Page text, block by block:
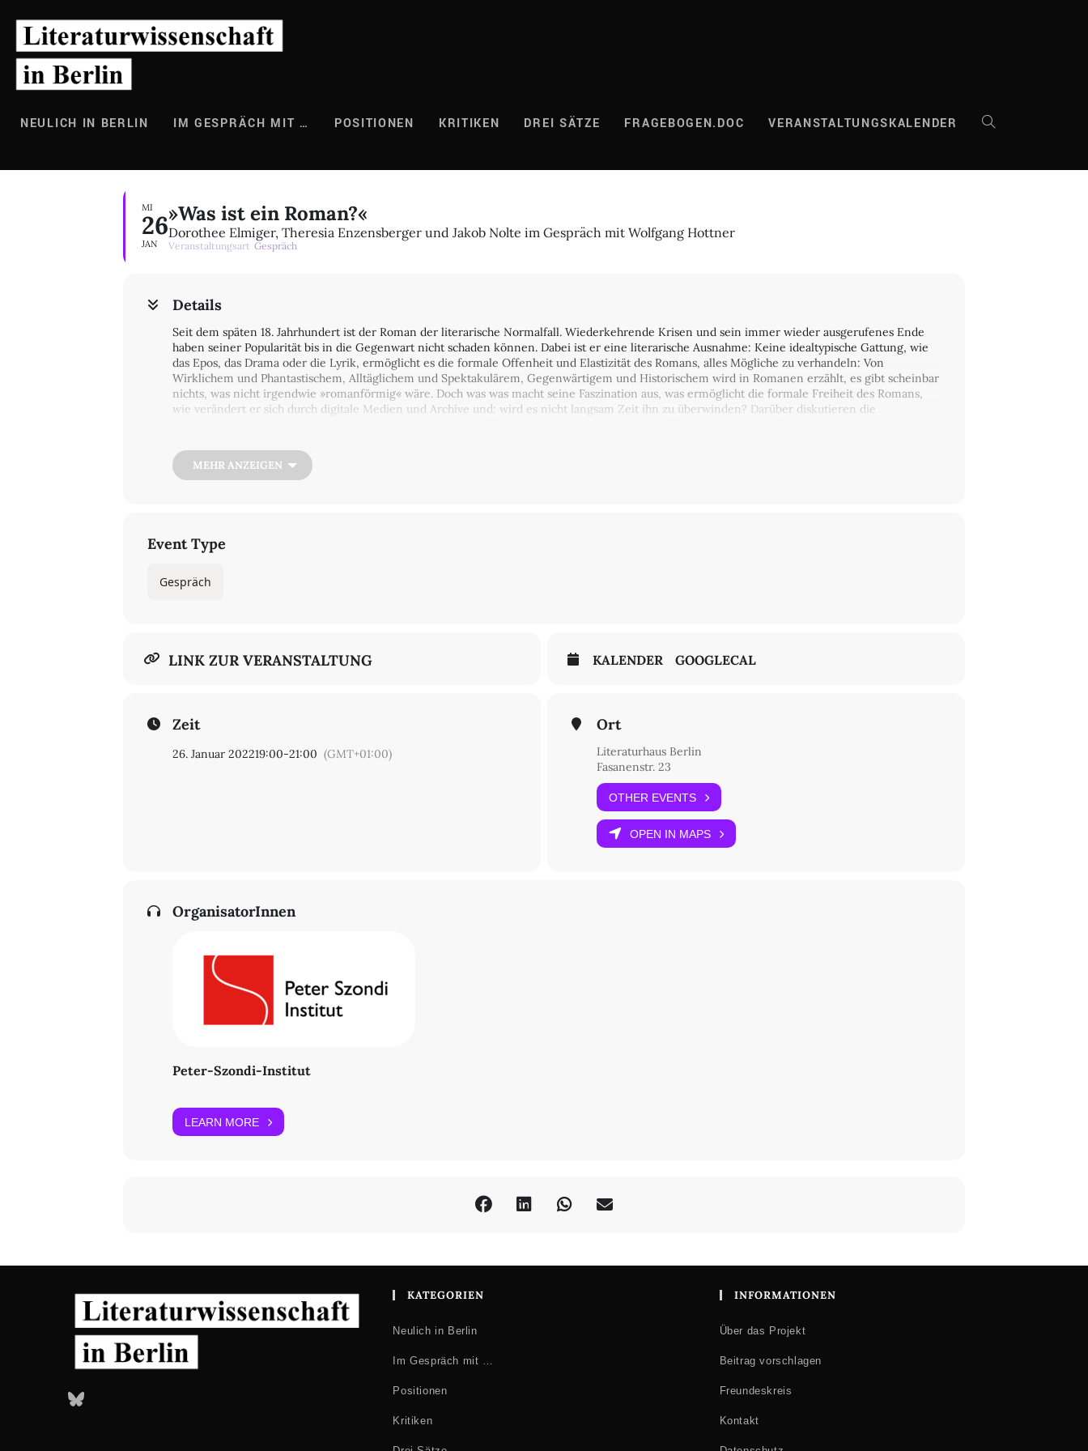
Inhalt
springen
NEULICH IN BERLIN IM GESPRÄCH MIT … POSITIONEN KRITIKEN DREI SÄTZE FRAGEBOGEN.DOC VERANSTALTUNGSKALENDER WEBSITE-
MI
26
JAN
»Was ist ein Roman?«
Dorothee Elmiger, Theresia Enzensberger und Jakob Nolte im Gespräch mit Wolfgang Hottner
Veranstaltungsart Gespräch
Details
Seit dem späten 18. Jahrhundert ist der Roman der literarische Normalfall. Wiederkehrende Krisen und sein immer wieder ausgerufenes Ende
haben seiner Popularität bis in die Gegenwart nicht schaden können. Dabei ist er eine literarische Ausnahme: Keine idealtypische Gattung, wie
das Epos, das Drama oder die Lyrik, ermöglicht es die formale Offenheit und Elastizität des Romans, alles Mögliche zu verhandeln: Von
Wirklichem und Phantastischem, Alltäglichem und Spektakulärem, Gegenwärtigem und Historischem wird in Romanen erzählt, es gibt scheinbar
nichts, was nicht irgendwie »romanförmig« wäre. Doch was was macht seine Faszination aus, was ermöglicht die formale Freiheit des Romans,
wie verändert er sich durch digitale Medien und Archive und: wird es nicht langsam Zeit ihn zu überwinden? Darüber diskutieren die
Eine Veranstaltung in Kooperation mit dem Peter-Szondi-Institut für Allgemeine und Vergleichende Literaturwissenschaft der Freien
Universität Berlin
MEHR ANZEIGEN
Event Type
Gespräch
LINK ZUR VERANSTALTUNG KALENDER GOOGLECAL
Zeit
26. Januar 202219:00-21:00 (GMT+01:00)
Ort
Literaturhaus Berlin
Fasanenstr. 23
OTHER EVENTS
OPEN IN MAPS
OrganisatorInnen
Peter-Szondi-Institut
LEARN MORE
Bluesky
KATEGORIEN
Neulich in Berlin
Im Gespräch mit …
Positionen
Kritiken
INFORMATIONEN
Über das Projekt
Beitrag vorschlagen
Freundeskreis
Kontakt